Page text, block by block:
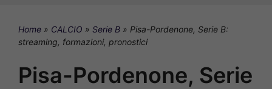
Home » CALCIO » Serie B » Pisa-Pordenone, Serie B:
streaming, formazioni, pronostici
Pisa-Pordenone, Serie